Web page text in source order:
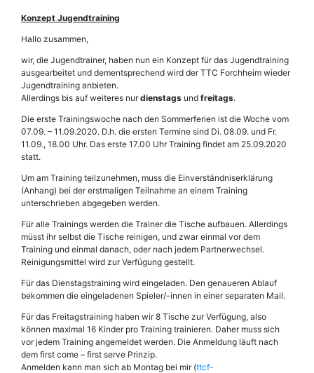
Konzept Jugendtraining
Hallo zusammen,
wir, die Jugendtrainer, haben nun ein Konzept für das Jugendtraining
ausgearbeitet und dementsprechend wird der TTC Forchheim wieder
Jugendtraining anbieten.
Allerdings bis auf weiteres nurdienstags und freitags.
Die erste Trainingswoche nach den Sommerferien ist die Woche vom
07.09. – 11.09.2020. D.h. die ersten Termine sind Di. 08.09. und Fr.
11.09., 18.00 Uhr. Das erste 17.00 Uhr Training findet am 25.09.2020
statt.
Um am Training teilzunehmen, muss die Einverständniserklärung
(Anhang) bei der erstmaligen Teilnahme an einem Training
unterschrieben abgegeben werden.
Für alle Trainings werden die Trainer die Tische aufbauen. Allerdings
müsst ihr selbst die Tische reinigen, und zwar einmal vor dem
Training und einmal danach, oder nach jedem Partnerwechsel.
Reinigungsmittel wird zur Verfügung gestellt.
Für das Dienstagstraining wird eingeladen. Den genaueren Ablauf
bekommen die eingeladenen Spieler/-innen in einer separaten Mail.
Für das Freitagstraining haben wir 8 Tische zur Verfügung, also
können maximal 16 Kinder pro Training trainieren. Daher muss sich
vor jedem Training angemeldet werden. Die Anmeldung läuft nach
dem first come – first serve Prinzip.
Anmelden kann man sich ab Montag bei mir (ttcf-